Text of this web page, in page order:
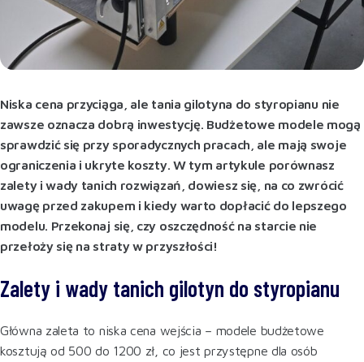
Niska cena przyciąga, ale tania gilotyna do styropianu nie
zawsze oznacza dobrą inwestycję. Budżetowe modele mogą
sprawdzić się przy sporadycznych pracach, ale mają swoje
ograniczenia i ukryte koszty. W tym artykule porównasz
zalety i wady tanich rozwiązań, dowiesz się, na co zwrócić
uwagę przed zakupem i kiedy warto dopłacić do lepszego
modelu. Przekonaj się, czy oszczędność na starcie nie
przełoży się na straty w przyszłości!
Zalety i wady tanich gilotyn do styropianu
Główna zaleta to niska cena wejścia – modele budżetowe
kosztują od 500 do 1200 zł, co jest przystępne dla osób